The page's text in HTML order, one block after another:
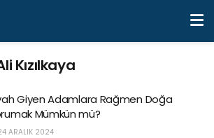
Kızılkaya
Giyen Adamlara Rağmen Doğa
Mümkün mü?
ARALIK 2024